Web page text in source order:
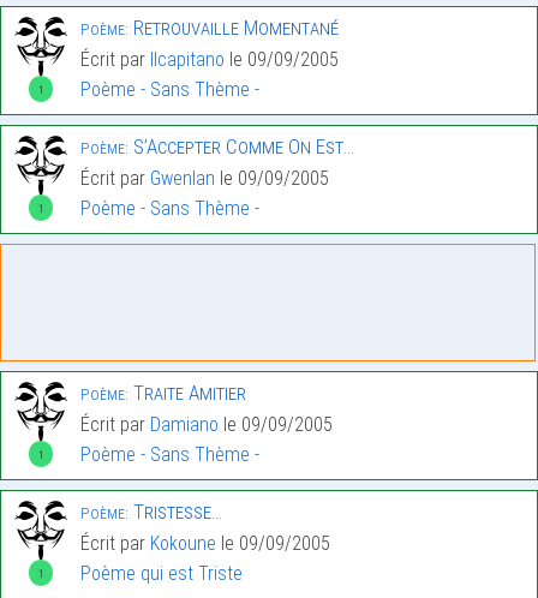
1
Poème: Retrouvaille Momentané
Écrit par Ilcapitano le 09/09/2005
Poème - Sans Thème -
1
Poème: S’Accepter Comme On Est…
Écrit par Gwenlan le 09/09/2005
Poème - Sans Thème -
1
Poème: Traite Amitier
Écrit par Damiano le 09/09/2005
Poème - Sans Thème -
1
Poème: Tristesse…
Écrit par Kokoune le 09/09/2005
Poème qui est Triste